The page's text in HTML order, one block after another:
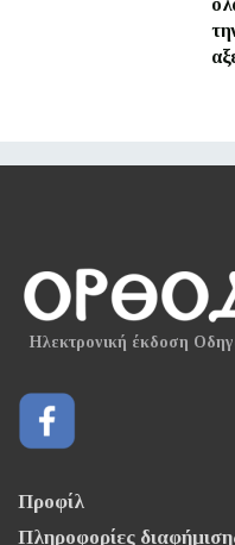
Ηλεκτρονική έκδοση
Προφίλ
Πληροφορίες